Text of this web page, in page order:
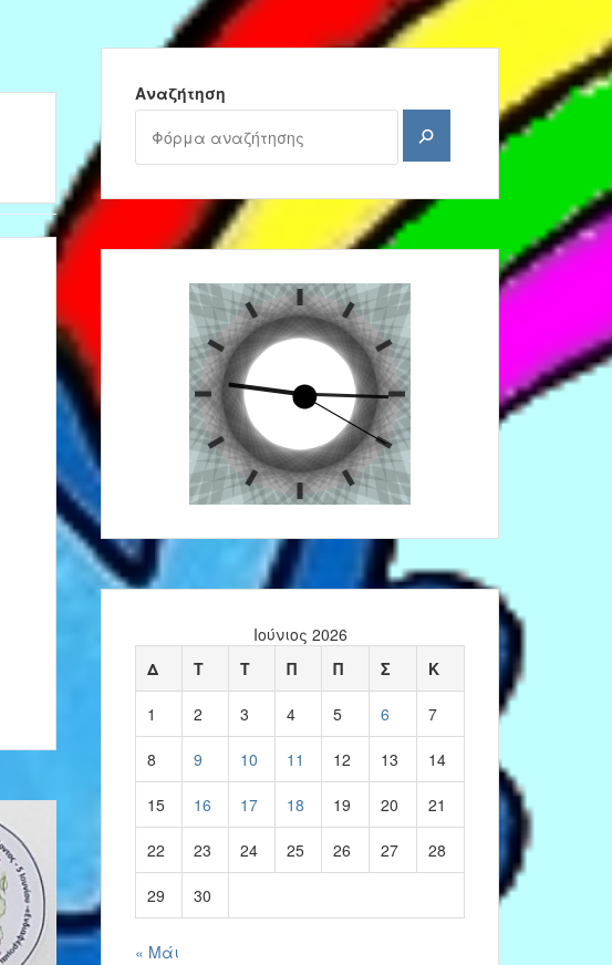
Αναζήτηση
Αναζήτηση
Ιούνιος 2026
Δ
Τ Τ Π Π Σ Κ
1 2 3 4 5 6 7
8 9 10 11 12 13 14
15 16 17 18 19 20 21
22 23 24 25 26 27 28
29 30
« Μάι